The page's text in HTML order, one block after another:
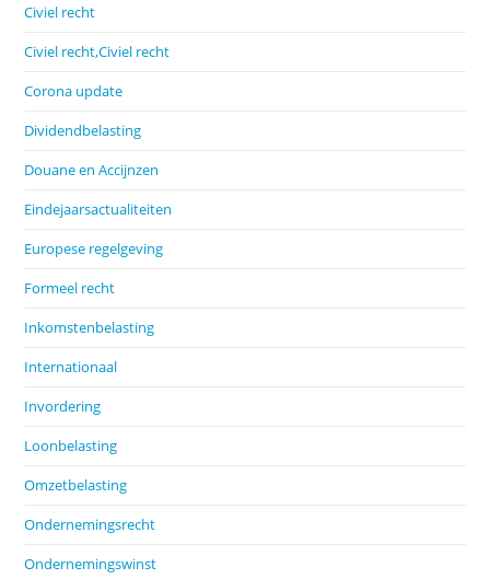
Civiel recht
Civiel recht,Civiel recht
Corona update
Dividendbelasting
Douane en Accijnzen
Eindejaarsactualiteiten
Europese regelgeving
Formeel recht
Inkomstenbelasting
Internationaal
Invordering
Loonbelasting
Omzetbelasting
Ondernemingsrecht
Ondernemingswinst